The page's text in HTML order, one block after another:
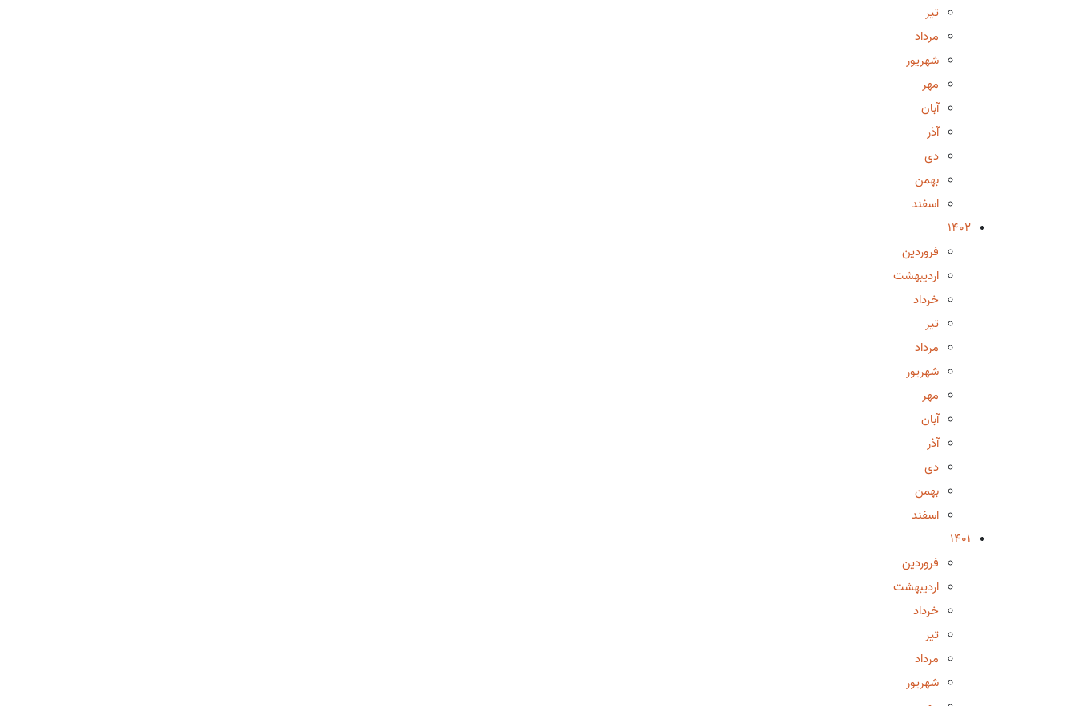
تیر
مرداد
شهریور
مهر
آبان
آذر
دی
بهمن
اسفند
1402
فروردین
اردیبهشت
خرداد
تیر
مرداد
شهریور
مهر
آبان
آذر
دی
بهمن
اسفند
1401
فروردین
اردیبهشت
خرداد
تیر
مرداد
شهریور